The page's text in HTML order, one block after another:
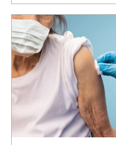
而，依據衛生福利部國民健康
營養健康狀況變遷調查結果來
率高達25.82%，推估約有508
齡增加而上升。」 由此可見，
肺炎疫情肆虐時期，守護國人